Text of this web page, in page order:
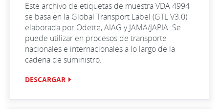
Este archivo de etiquetas de muestra VDA 4994
se basa en la Global Transport Label (GTL V3.0)
elaborada por Odette, AIAG y JAMA/JAPIA. Se
puede utilizar en procesos de transporte
nacionales e internacionales a lo largo de la
cadena de suministro.
DESCARGAR